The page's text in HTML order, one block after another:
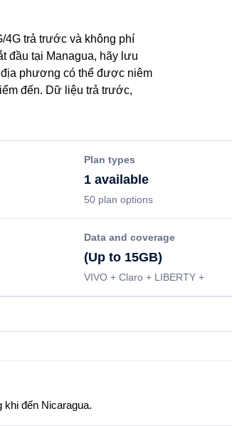
4G trả trước và không phí
đầu tại Managua, hãy lưu
phương có thể được niêm
đến. Dữ liệu trả trước,
Plan types
1 available
50 plan options
Data and coverage
(Up to 15GB)
VIVO + Claro + LIBERTY +
đến Nicaragua.